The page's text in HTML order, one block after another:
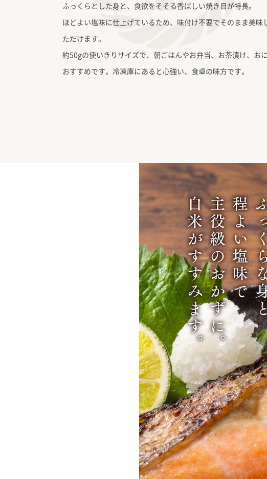
ふっくらとした身と、食欲をそそる香ばしい焼き目が特長。
ほどよい塩味に仕上げているため、味付け不要でそのまま美味
ただけます。
約50gの使いきりサイズで、朝ごはんやお弁当、お茶漬け、お
おすすめです。冷凍庫にあると心強い、食卓の味方です。